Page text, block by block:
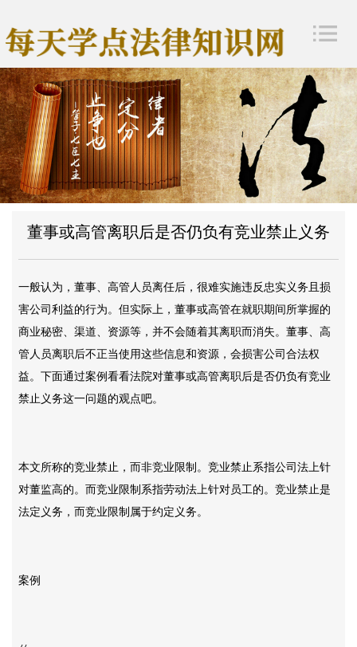
董事或高管离职后是否仍负有竞业禁止义务
一般认为，董事、高管人员离任后，很难实施违反忠实义务且损
害公司利益的行为。但实际上，董事或高管在就职期间所掌握的
商业秘密、渠道、资源等，并不会随着其离职而消失。董事、高
管人员离职后不正当使用这些信息和资源，会损害公司合法权
益。下面通过案例看看法院对董事或高管离职后是否仍负有竞业
禁止义务这一问题的观点吧。
本文所称的竞业禁止，而非竞业限制。竞业禁止系指公司法上针
对董监高的。而竞业限制系指劳动法上针对员工的。竞业禁止是
法定义务，而竞业限制属于约定义务。
案例